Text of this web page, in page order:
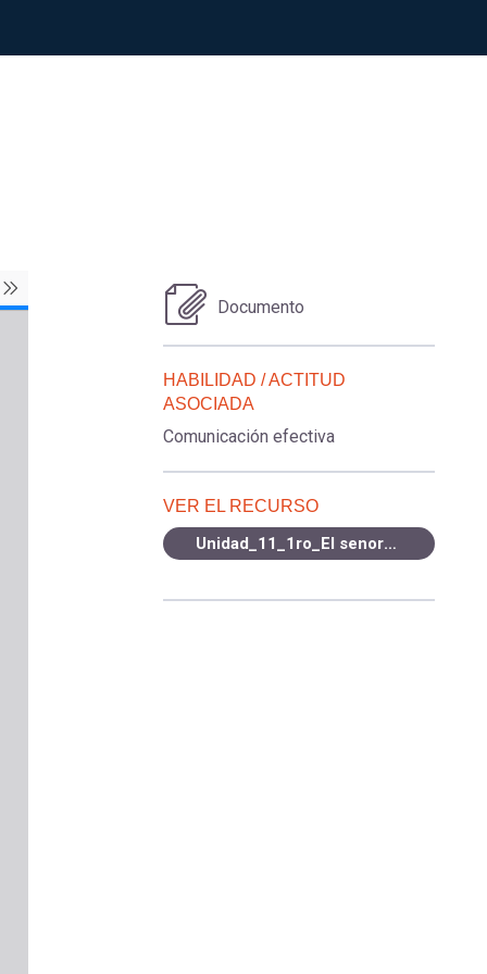
Documento
HABILIDAD / ACTITUD
ASOCIADA
Comunicación efectiva
VER EL RECURSO
Unidad_11_1ro_El senor_don_Gato.pdf